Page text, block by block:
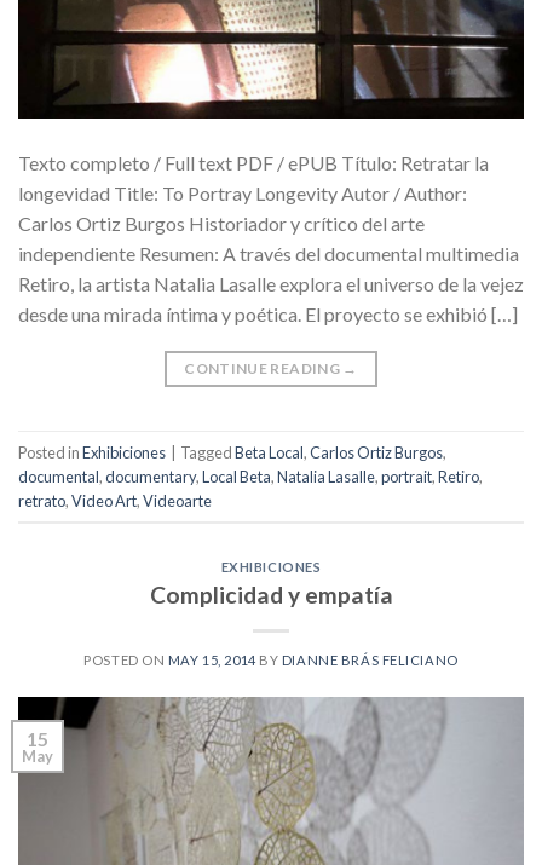
Texto completo / Full text PDF / ePUB Título: Retratar la
longevidad Title: To Portray Longevity Autor / Author:
Carlos Ortiz Burgos Historiador y crítico del arte
independiente Resumen: A través del documental multimedia
Retiro, la artista Natalia Lasalle explora el universo de la vejez
desde una mirada íntima y poética. El proyecto se exhibió […]
CONTINUE READING →
Posted inExhibiciones | TaggedBeta Local,Carlos Ortiz Burgos,
documental,documentary,Local Beta,Natalia Lasalle,portrait,Retiro,
retrato,Video Art,Videoarte
EXHIBICIONES
Complicidad y empatía
POSTED ON MAY 15, 2014 BY DIANNE BRÁS FELICIANO
15
May